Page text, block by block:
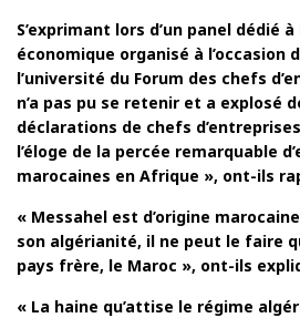
S’exprimant lors d’un panel dédié
économique organisé à l’occasion
l’université du Forum des chefs
n’a pas pu se retenir et a explosé
déclarations de chefs
l’éloge de la percée remarquable
marocaines en Afrique », ont-ils
« Messahel est d’origine
son algérianité, il ne peut le faire
pays frère, le Maroc », ont-ils
« La haine qu’attise le régime